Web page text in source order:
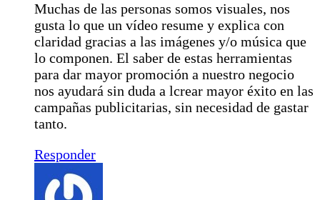
Muchas de las personas somos visuales, nos
gusta lo que un vídeo resume y explica con
claridad gracias a las imágenes y/o música que
lo componen. El saber de estas herramientas
para dar mayor promoción a nuestro negocio
nos ayudará sin duda a lcrear mayor éxito en las
campañas publicitarias, sin necesidad de gastar
tanto.
Responder